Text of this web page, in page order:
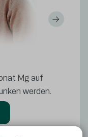
Mg auf
werden.